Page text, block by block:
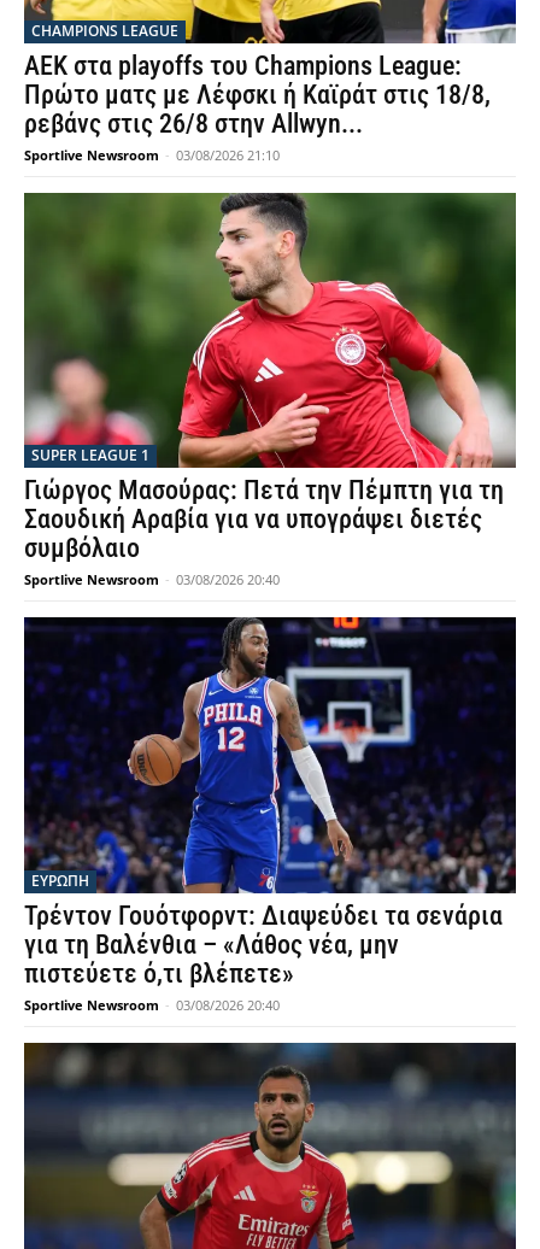
CHAMPIONS LEAGUE
ΑΕΚ στα playoffs του Champions League:
Πρώτο ματς με Λέφσκι ή Καϊράτ στις 18/8,
ρεβάνς στις 26/8 στην Allwyn...
Sportlive Newsroom - 03/08/2026 21:10
SUPER LEAGUE 1
Γιώργος Μασούρας: Πετά την Πέμπτη για τη
Σαουδική Αραβία για να υπογράψει διετές
συμβόλαιο
Sportlive Newsroom - 03/08/2026 20:40
ΕΥΡΩΠΗ
Τρέντον Γουότφορντ: Διαψεύδει τα σενάρια
για τη Βαλένθια – «Λάθος νέα, μην
πιστεύετε ό,τι βλέπετε»
Sportlive Newsroom - 03/08/2026 20:40